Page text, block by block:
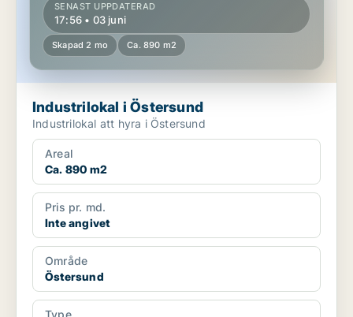
SENAST UPPDATERAD
17:56 • 03 juni
Skapad 2 mo Ca. 890 m2
Industrilokal i Östersund
Industrilokal att hyra i Östersund
Areal
Ca. 890 m2
Pris pr. md.
Inte angivet
Område
Östersund